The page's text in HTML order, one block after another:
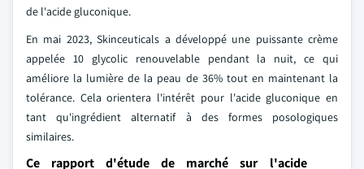
de l'acide gluconique.
En mai 2023, Skinceuticals a développé une puissante crème
appelée 10 glycolic renouvelable pendant la nuit, ce qui
améliore la lumière de la peau de 36% tout en maintenant la
tolérance. Cela orientera l'intérêt pour l'acide gluconique en
tant qu'ingrédient alternatif à des formes posologiques
similaires.
Ce rapport d'étude de marché sur l'acide